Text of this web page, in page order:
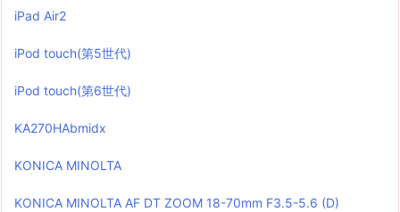
iPad Air2
iPod touch(第5世代)
iPod touch(第6世代)
KA270HAbmidx
KONICA MINOLTA
KONICA MINOLTA AF DT ZOOM 18-70mm F3.5-5.6 (D)